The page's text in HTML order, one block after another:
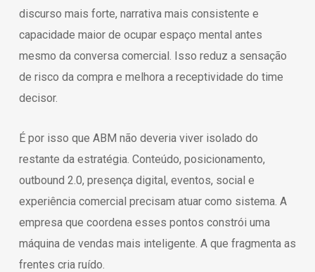
discurso mais forte, narrativa mais consistente e
capacidade maior de ocupar espaço mental antes
mesmo da conversa comercial. Isso reduz a sensação
de risco da compra e melhora a receptividade do time
decisor.
É por isso que ABM não deveria viver isolado do
restante da estratégia. Conteúdo, posicionamento,
outbound 2.0, presença digital, eventos, social e
experiência comercial precisam atuar como sistema. A
empresa que coordena esses pontos constrói uma
máquina de vendas mais inteligente. A que fragmenta as
frentes cria ruído.